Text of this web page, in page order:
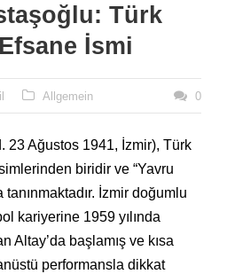
Türk
İsmi
Allgemein 0
23 Ağustos 1941, İzmir), Türk
biridir ve “Yavru
tanınmaktadır. İzmir doğumlu
kariyerine 1959 yılında
Altay’da başlamış ve kısa
performansla dikkat